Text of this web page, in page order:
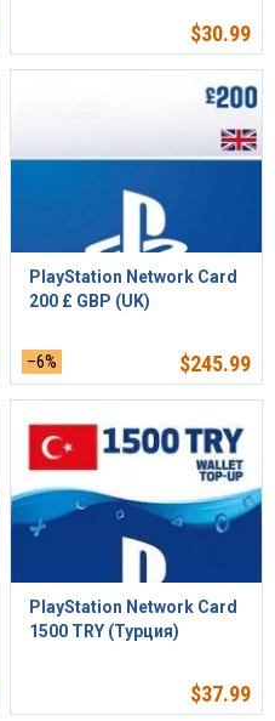
$30.99
PlayStation Network Card
200 £ GBP (UK)
–6% $245.99
PlayStation Network Card
1500 TRY (Турция)
$37.99